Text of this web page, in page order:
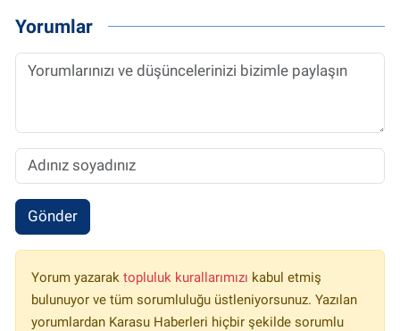
Yorumlar
Gönder
Yorum yazarak topluluk kurallarımızı kabul etmiş
bulunuyor ve tüm sorumluluğu üstleniyorsunuz. Yazılan
yorumlardan Karasu Haberleri hiçbir şekilde sorumlu